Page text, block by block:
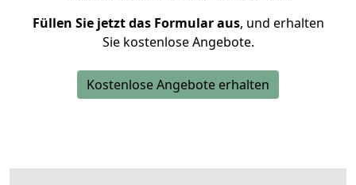
Füllen Sie jetzt das Formular aus, und erhalten
Sie kostenlose Angebote.
Kostenlose Angebote erhalten